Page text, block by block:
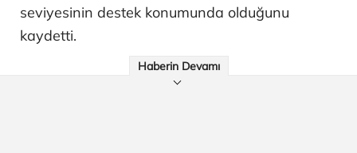
seviyesinin destek konumunda olduğunu
kaydetti.
Haberin Devamı